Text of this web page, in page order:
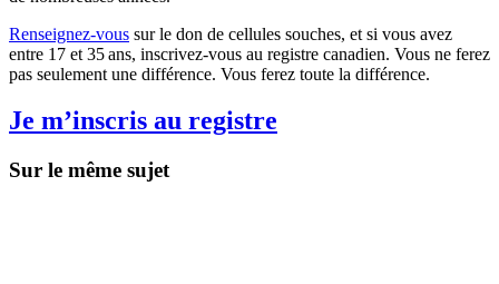
Renseignez-vous sur le don de cellules souches, et si vous avez
entre 17 et 35 ans, inscrivez-vous au registre canadien. Vous ne ferez
pas seulement une différence. Vous ferez toute la différence.
Je m’inscris au registre
Sur le même sujet